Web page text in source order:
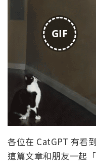
GIF
各位在 CatGPT 有看
這篇文章和朋友一起